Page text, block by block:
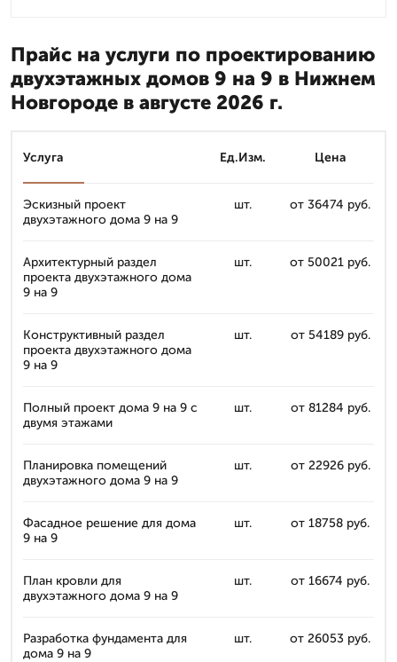
Прайс на услуги по проектированию
двухэтажных домов 9 на 9 в Нижнем
Новгороде в августе 2026 г.
Услуга Ед.Изм. Цена
Эскизный проект
двухэтажного дома 9 на 9
шт. от 36474 руб.
Архитектурный раздел
проекта двухэтажного дома
9 на 9
шт. от 50021 руб.
Конструктивный раздел
проекта двухэтажного дома
9 на 9
шт. от 54189 руб.
Полный проект дома 9 на 9 с
двумя этажами
шт. от 81284 руб.
Планировка помещений
двухэтажного дома 9 на 9
шт. от 22926 руб.
Фасадное решение для дома
9 на 9
шт. от 18758 руб.
План кровли для
двухэтажного дома 9 на 9
шт. от 16674 руб.
Разработка фундамента для
дома 9 на 9
шт. от 26053 руб.